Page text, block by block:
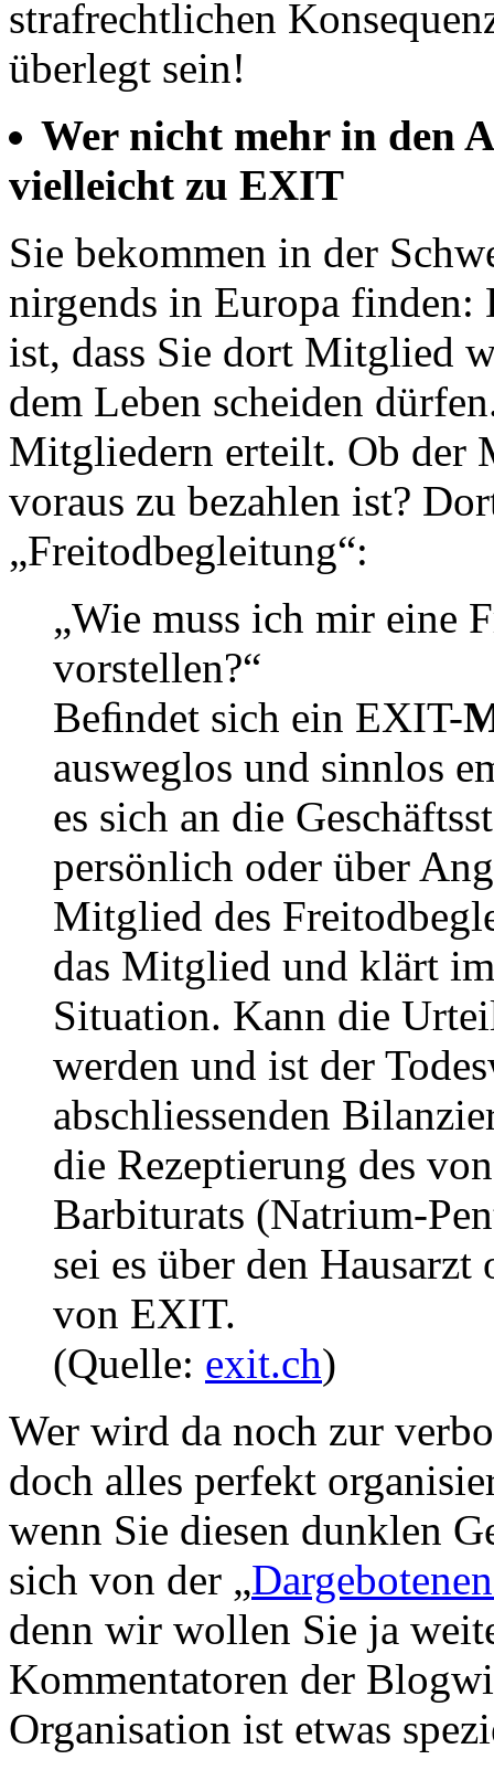
strafrechtlichen
überlegt sein!
Wer nicht mehr in den
vielleicht zu EXIT
Sie bekommen in der
nirgends in Europa
ist, dass Sie dort Mitglied
dem Leben scheiden
Mitgliedern erteilt. Ob der
voraus zu bezahlen ist?
„Freitodbegleitung“:
„Wie muss ich mir eine
vorstellen?“
Beﬁndet sich ein EXIT-
ausweglos und sinnlos
es sich an die
persönlich oder über
Mitglied des
das Mitglied und klärt
Situation. Kann die
werden und ist der
abschliessenden
die Rezeptierung des
Barbiturats (Natrium-
sei es über den
von EXIT.
(Quelle: exit.ch)
Wer wird da noch zur
doch alles perfekt
wenn Sie diesen dunklen
sich von der „
denn wir wollen Sie ja
Kommentatoren der
Organisation ist etwas